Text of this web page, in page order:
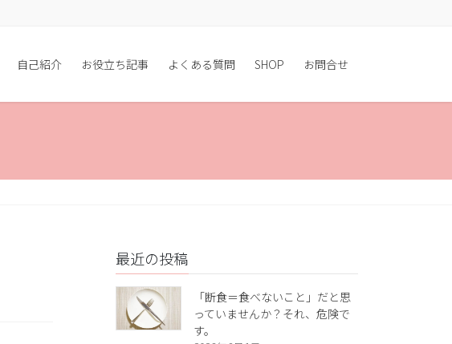
自己紹介 お役立ち記事 よくある質問 SHOP お問合せ
最近の投稿
「断食＝食べないこと」だと思
っていませんか？それ、危険で
す。